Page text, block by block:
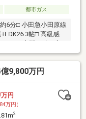
都市ガス
6分□ 小田急小田原線
帖□ 高級感あ
く整うパントリー□
】新宿駅徒歩6分と
と、喧騒を感じさせ
から距離を保った住
を両立した希少なロ
9,800万円
万円
万円）
2